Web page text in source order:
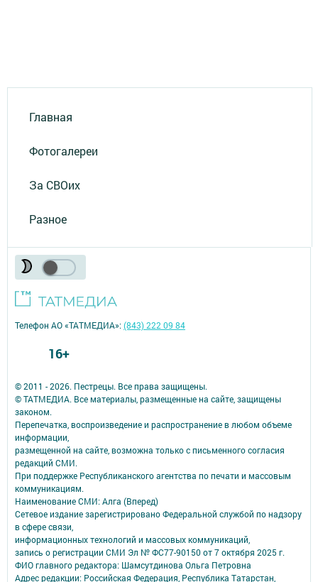
Главная
Фотогалереи
За СВОих
Разное
© 2011 - 2026. Пестрецы. Все права защищены.
© ТАТМЕДИА. Все материалы, размещенные на сайте, защищены
законом.
Перепечатка, воспроизведение и распространение в любом объеме
информации,
размещенной на сайте, возможна только с письменного согласия
редакций СМИ.
При поддержке Республиканского агентства по печати и массовым
коммуникациям.
Наименование СМИ: Алга (Вперед)
Сетевое издание зарегистрировано Федеральной службой по надзору
в сфере связи,
информационных технологий и массовых коммуникаций,
запись о регистрации СМИ Эл № ФС77-90150 от 7 октября 2025 г.
ФИО главного редактора: Шамсутдинова Ольга Петровна
Адрес редакции: Российская Федерация, Республика Татарстан,
Телефон АО «ТАТМЕДИА»:(843) 222 09 84
16+